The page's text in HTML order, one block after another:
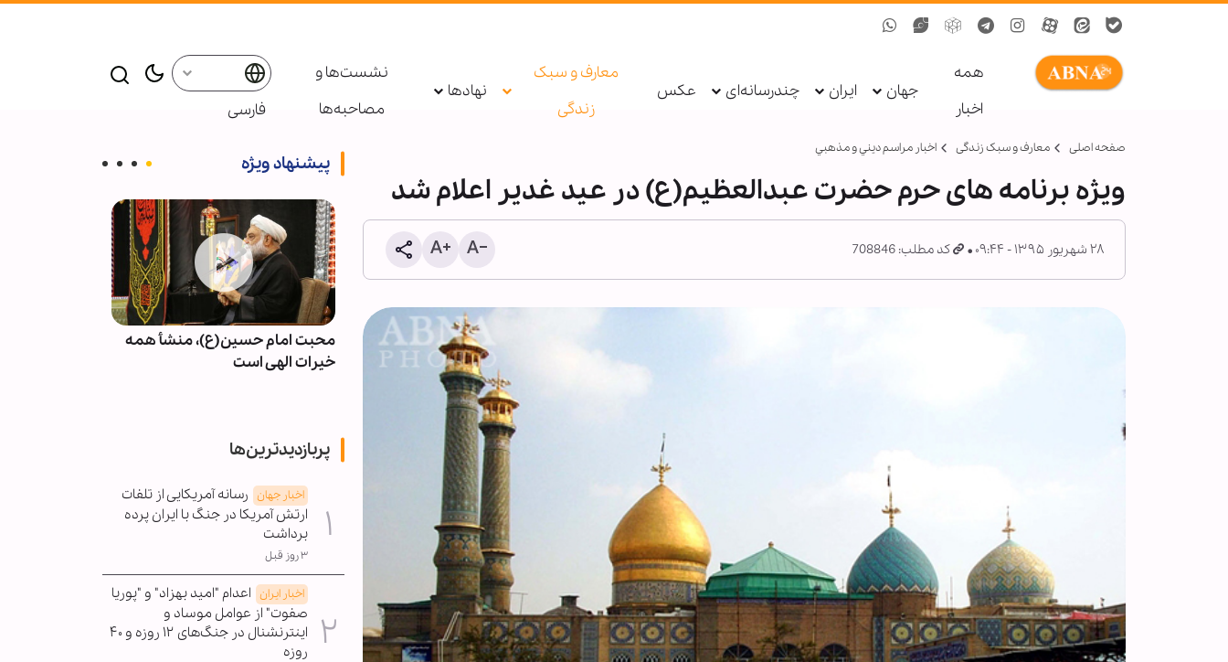
همه
اخبار
جهان ایران چندرسانه‌ای عکس
معارف و سبک
زندگی
نهادها
نشست‌ها و
مصاحبه‌ها
فارسی
صفحه اصلی معارف و سبک زندگی اخبار مراسم ديني و مذهبي
ویژه برنامه های حرم حضرت عبدالعظيم(ع) در عید غدیر اعلام شد
۲۸ شهریور ۱۳۹۵ - ۰۹:۴۴ کد مطلب: 708846
پیشنهاد ویژه
معرفتِ سیدالشهداء علیه‌السلام
محبت امام حسین(ع)، منشأ همه
خیرات الهی است
پربازدیدترین‌ها
اخبار جهان رسانه آمریکایی از تلفات
ارتش آمریکا در جنگ با ایران پرده
برداشت
۳ روز قبل
اخبار ایران اعدام "امید بهزاد" و "پوریا
صفوت" از عوامل موساد و
اینترنشنال در جنگ‌های ۱۲ روزه و ۴۰
روزه